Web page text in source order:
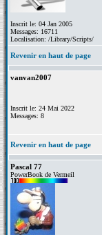
Inscrit le: 04 Jan 2005
Messages: 16711
Localisation: /Library/Scripts/
Revenir en haut de page
vanvan2007
Inscrit le: 24 Mai 2022
Messages: 8
Revenir en haut de page
Pascal 77
PowerBook de Vermeil